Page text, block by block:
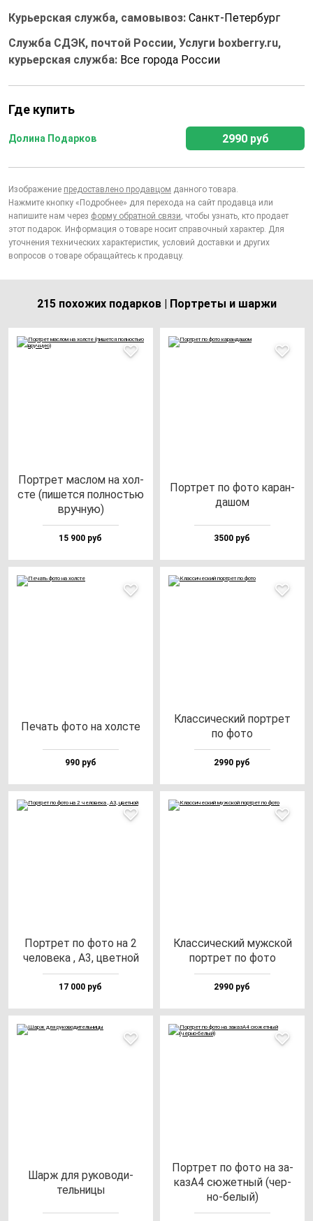
Курьерская служба, самовывоз: Санкт-Петербург
Служба СДЭК, почтой России, Услуги boxberry.ru,
курьерская служба: Все города России
Где купить
Долина Подарков 2990 руб
Изображение предоставлено продавцом данного товара.
Нажмите кнопку «Подробнее» для перехода на сайт продавца или
напишите нам через форму обратной связи, чтобы узнать, кто продает
этот подарок. Информация о товаре носит справочный характер. Для
уточнения технических характеристик, условий доставки и других
вопросов о товаре обращайтесь к продавцу.
215 похожих подарков | Портреты и шаржи
Пор­трет мас­лом на хол­
сте (пи­шет­ся пол­ностью
вруч­ную)
15 900 руб
Пор­трет по фо­то ка­ран­
да­шом
3500 руб
Печать фо­то на хол­сте
990 руб
Клас­си­чес­кий пор­трет
по фо­то
2990 руб
Пор­трет по фо­то на 2
че­ло­ве­ка , А3, цвет­ной
17 000 руб
Клас­си­чес­кий муж­ской
пор­трет по фо­то
2990 руб
Шарж для ру­ко­во­ди­
тель­ни­цы
Пор­трет по фо­то на за­
казА4 сю­жет­ный (чер­
но-бе­лый)